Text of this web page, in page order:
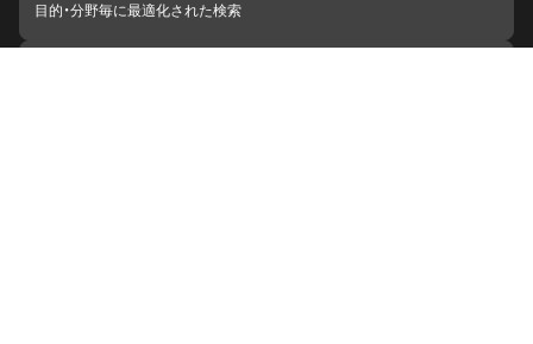
目的・分野毎に最適化された検索